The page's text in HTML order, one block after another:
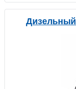
Дизельный